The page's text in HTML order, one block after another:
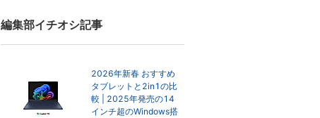
編集部イチオシ記事
2026年新春 おすすめ
タブレットと2in1の比
較 | 2025年発売の14
インチ超のWindows搭